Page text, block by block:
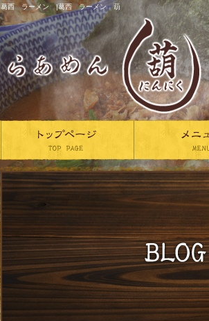
葛西 ラーメン |葛西 ラーメン 葫